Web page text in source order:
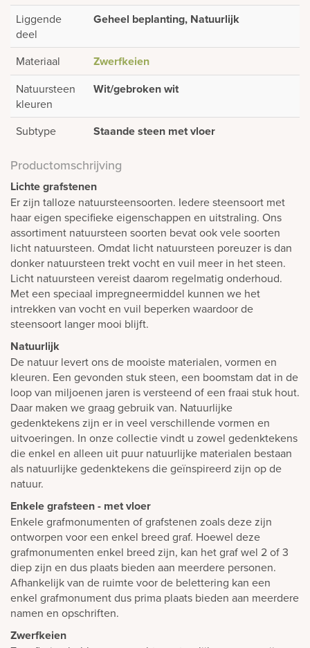
Liggende
deel
Geheel beplanting, Natuurlijk
Materiaal Zwerfkeien
Natuursteen
kleuren
Wit/gebroken wit
Subtype Staande steen met vloer
Productomschrijving
Lichte grafstenen
Er zijn talloze natuursteensoorten. Iedere steensoort met
haar eigen specifieke eigenschappen en uitstraling. Ons
assortiment natuursteen soorten bevat ook vele soorten
licht natuursteen. Omdat licht natuursteen poreuzer is dan
donker natuursteen trekt vocht en vuil meer in het steen.
Licht natuursteen vereist daarom regelmatig onderhoud.
Met een speciaal impregneermiddel kunnen we het
intrekken van vocht en vuil beperken waardoor de
steensoort langer mooi blijft.
Natuurlijk
De natuur levert ons de mooiste materialen, vormen en
kleuren. Een gevonden stuk steen, een boomstam dat in de
loop van miljoenen jaren is versteend of een fraai stuk hout.
Daar maken we graag gebruik van. Natuurlijke
gedenktekens zijn er in veel verschillende vormen en
uitvoeringen. In onze collectie vindt u zowel gedenktekens
die enkel en alleen uit puur natuurlijke materialen bestaan
als natuurlijke gedenktekens die geïnspireerd zijn op de
natuur.
Enkele grafsteen - met vloer
Enkele grafmonumenten of grafstenen zoals deze zijn
ontworpen voor een enkel breed graf. Hoewel deze
grafmonumenten enkel breed zijn, kan het graf wel 2 of 3
diep zijn en dus plaats bieden aan meerdere personen.
Afhankelijk van de ruimte voor de belettering kan een
enkel grafmonument dus prima plaats bieden aan meerdere
namen en opschriften.
Zwerfkeien